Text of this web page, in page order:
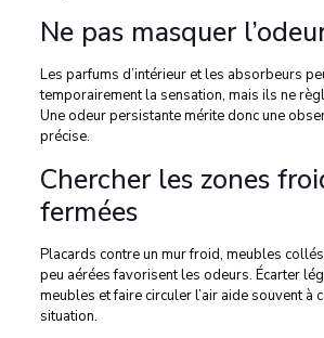
Ne pas masquer
Les parfums d’intérieur et les absorbeurs
temporairement la sensation, mais ils ne
Une odeur persistante mérite donc une
précise.
Chercher les zones
fermées
Placards contre un mur froid, meubles
peu aérées favorisent les odeurs. Écarter
meubles et faire circuler l’air aide souvent à
situation.